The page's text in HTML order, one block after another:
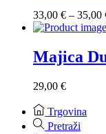
33,00 € – 35,00
Majica
29,00 €
Trgovina
Pretraži